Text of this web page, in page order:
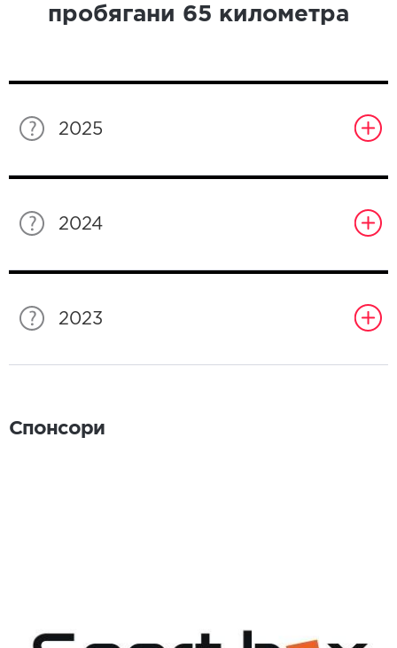
пробягани 65 километра
2025
2024
2023
Спонсори